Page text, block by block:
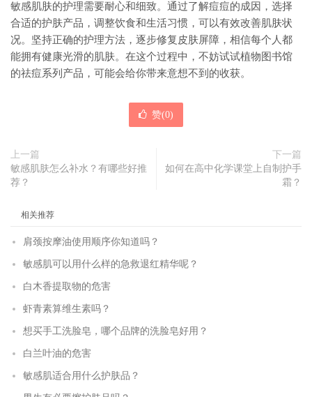
敏感肌肤的护理需要耐心和细致。通过了解痘痘的成因，选择
合适的护肤产品，调整饮食和生活习惯，可以有效改善肌肤状
况。坚持正确的护理方法，逐步修复皮肤屏障，相信每个人都
能拥有健康光滑的肌肤。在这个过程中，不妨试试植物图书馆
的祛痘系列产品，可能会给你带来意想不到的收获。
赞(0)
上一篇
敏感肌肤怎么补水？有哪些好推
荐？
下一篇
如何在高中化学课堂上自制护手
霜？
相关推荐
肩颈按摩油使用顺序你知道吗？
敏感肌可以用什么样的急救退红精华呢？
白木香提取物的危害
虾青素算维生素吗？
想买手工洗脸皂，哪个品牌的洗脸皂好用？
白兰叶油的危害
敏感肌适合用什么护肤品？